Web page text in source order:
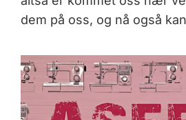
dem på oss, og nå også